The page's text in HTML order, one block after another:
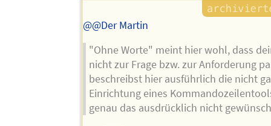
@@Der Martin
"Ohne Worte" meint hier wohl, dass
nicht zur Frage bzw. zur Anforderung
beschreibst hier ausführlich die nicht
Einrichtung eines
genau das ausdrücklich nicht